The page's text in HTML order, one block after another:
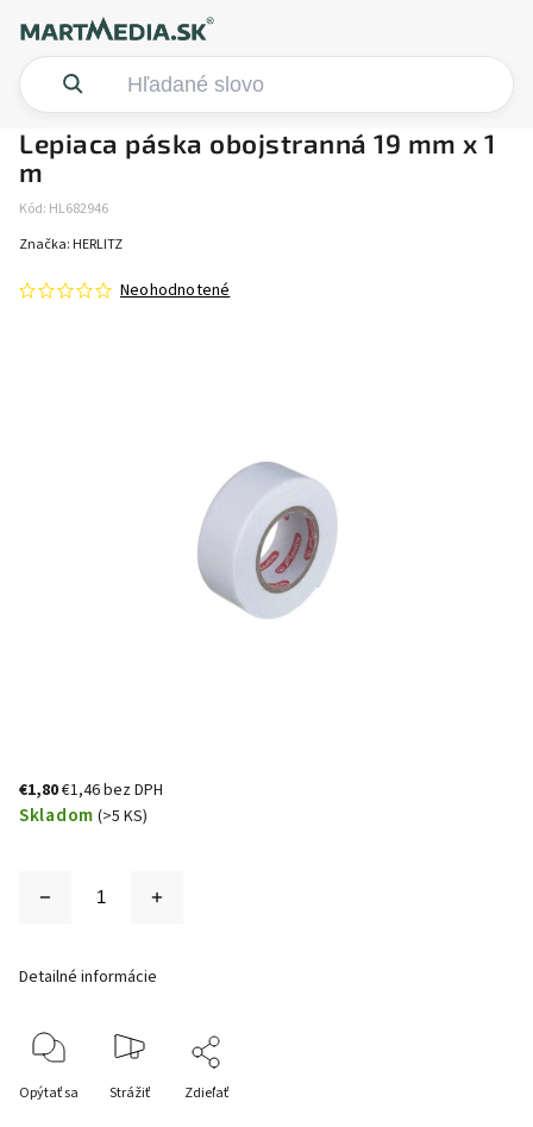
Lepiaca páska obojstranná 19 mm x 1
m
Kód: HL682946
Neohodnotené
Značka: HERLITZ
€1,80€1,46 bez DPH
Skladom (>5 KS)
Detailné informácie
Opýtať sa Strážiť Zdieľať